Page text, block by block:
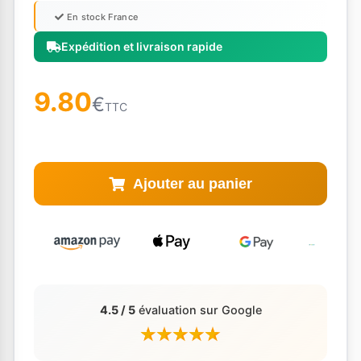
Expédition et livraison rapide
En stock France
9.80€TTC
Ajouter au panier
4.5 / 5évaluation sur Google